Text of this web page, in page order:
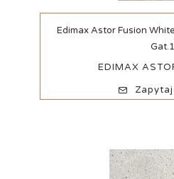
Edimax Astor Fusion
Gat.1
EDIMAX
Szybki